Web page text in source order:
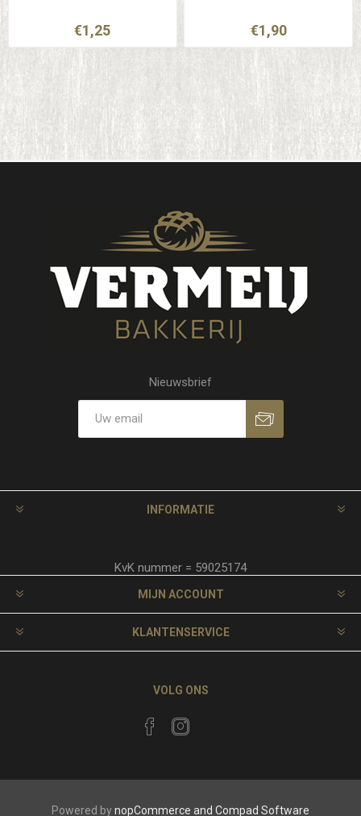
€1,25 €1,90
Nieuwsbrief
INFORMATIE
KvK nummer = 59025174
MIJN ACCOUNT
KLANTENSERVICE
VOLG ONS
Powered bynopCommerce and Compad Software